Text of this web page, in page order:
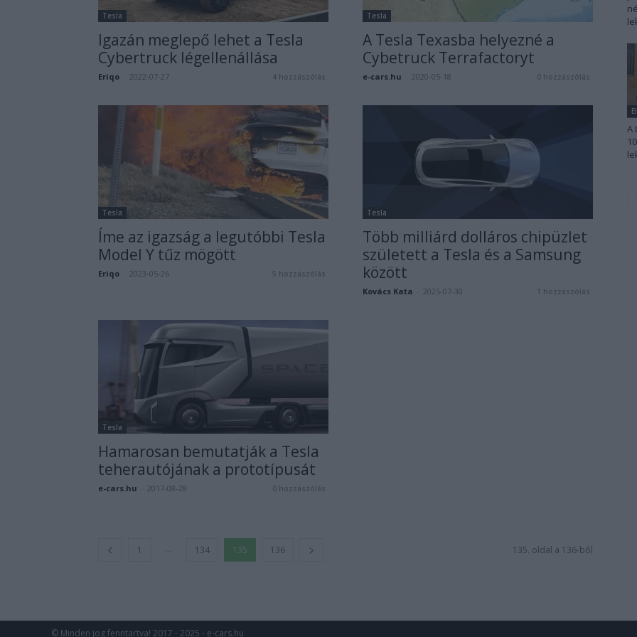
Tesla
Igazán meglepő lehet a Tesla
Cybertruck légellenállása
Eriqo 2022-07-27 4 hozzászólás
Tesla
A Tesla Texasba helyezné a
Cybetruck Terrafactoryt
e-cars.hu 2020-05-18 0 hozzászólás
Tesla
Íme az igazság a legutóbbi Tesla
Model Y tűz mögött
Eriqo 2023-05-26 5 hozzászólás
Tesla
Több milliárd dolláros chipüzlet
született a Tesla és a Samsung
között
Kovács Kata 2025-07-30 1 hozzászólás
Tesla
Hamarosan bemutatják a Tesla
teherautójának a prototípusát
e-cars.hu 2017-08-28 0 hozzászólás
1 ... 134 135 136 135. oldal a 136-ból
A
© Minden jog fenntartva! 2017 - 2025 - e-cars.hu